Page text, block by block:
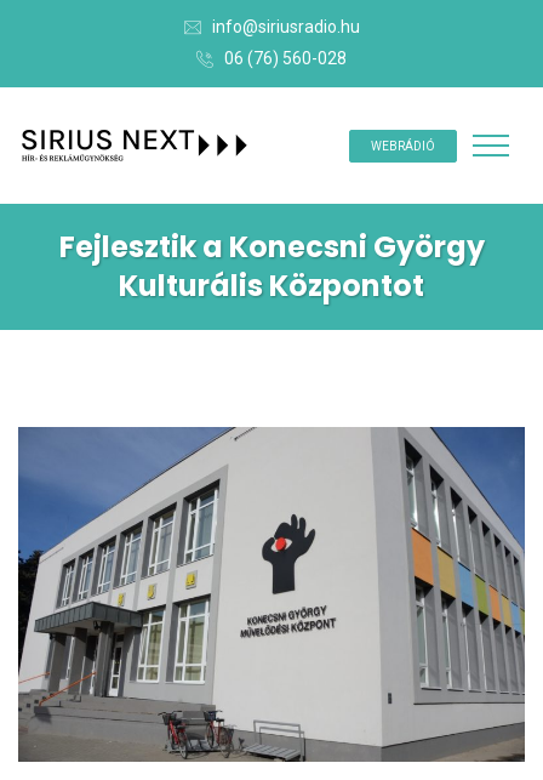
info@siriusradio.hu
06 (76) 560-028
WEBRÁDIÓ
Fejlesztik a Konecsni György
Kulturális Központot